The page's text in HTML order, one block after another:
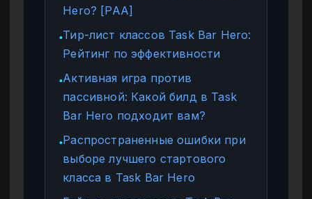
Hero? [PAA]
●Тир-лист классов Task Bar Hero:
Рейтинг по эффективности
●Активная игра против
пассивной: Какой билд в Task
Bar Hero подходит вам?
●Распространенные ошибки при
выборе лучшего стартового
класса в Task Bar Hero